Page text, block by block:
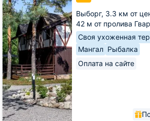
Выборг, 3.3 км от
42 м от пролива
Своя ухоженная
Мангал Рыбалка
Оплата на сайте